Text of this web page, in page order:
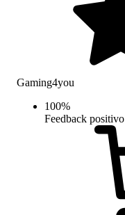
Gaming4you
100%
Feedback positivo